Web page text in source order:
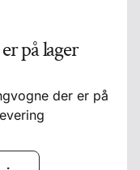
på lager
der er på